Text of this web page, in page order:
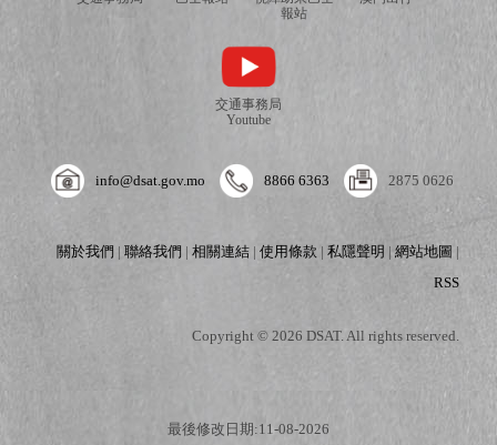
報站
交通事務局
Youtube
info@dsat.gov.mo 8866 6363 2875 0626
關於我們 |聯絡我們 |相關連結 |使用條款 |私隱聲明 |網站地圖 |
RSS
Copyright © 2026 DSAT. All rights reserved.
最後修改日期:11-08-2026